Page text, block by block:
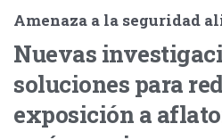
Amenaza a la seguridad
Nuevas
soluciones para
exposición a